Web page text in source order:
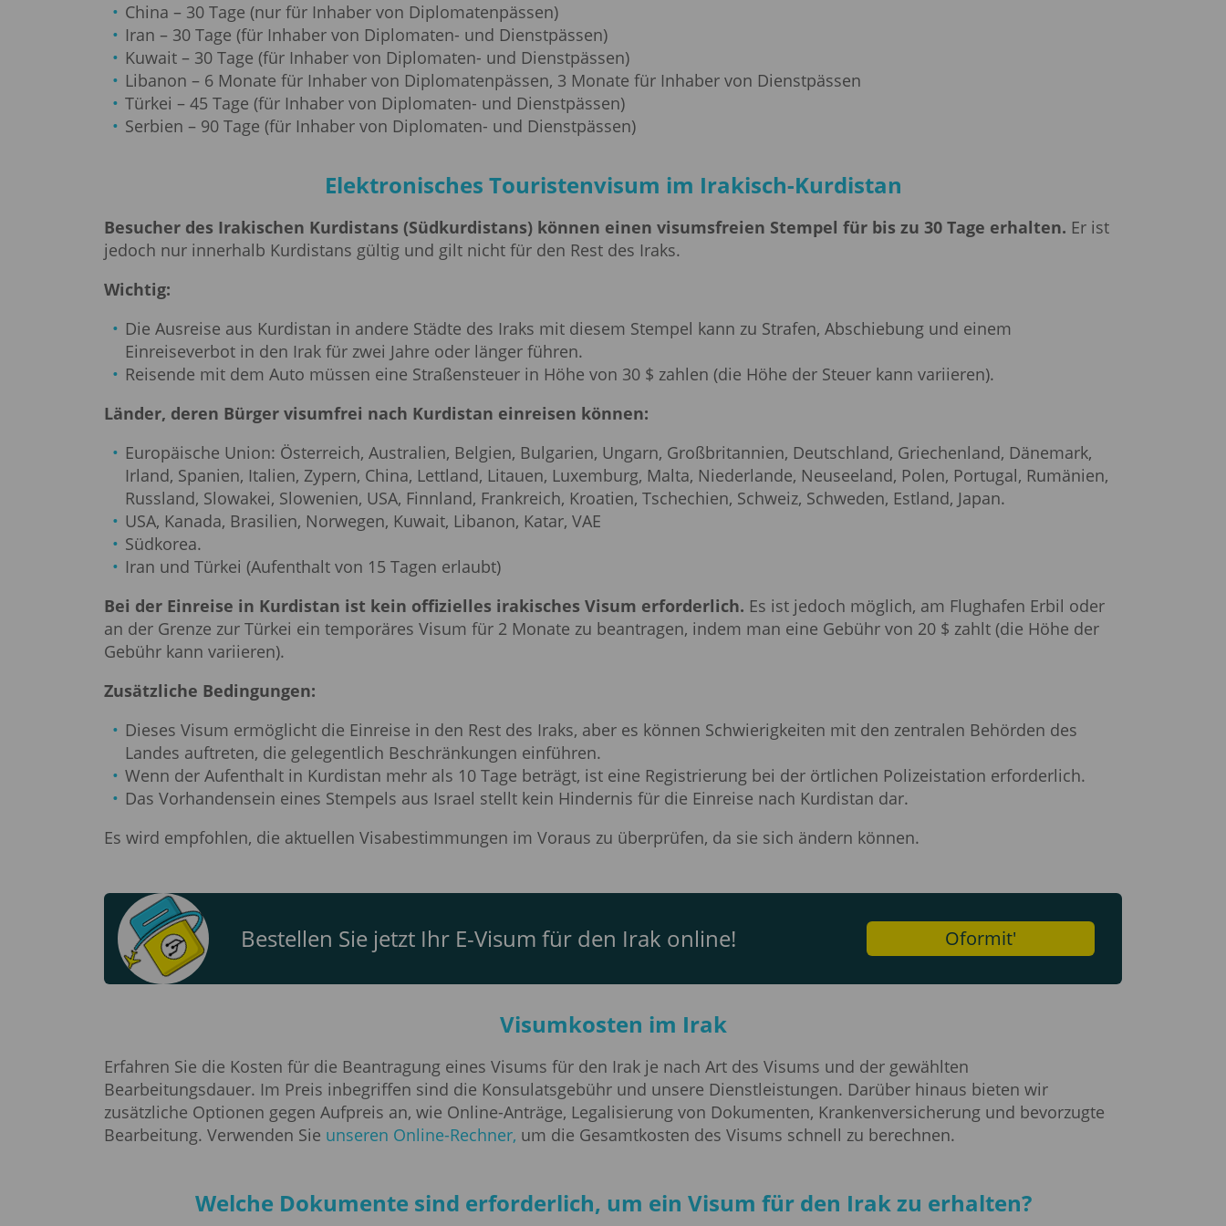
Tschechische Republik Tunesien
Uganda Ukraine
Usbekistan Vanuatu Venezuela
Zentralafrikanische Republik Zypern
China – 30 Tage (nur für Inhaber von Diplomatenpässen)
Iran – 30 Tage (für Inhaber von Diplomaten- und Dienstpässen)
Kuwait – 30 Tage (für Inhaber von Diplomaten- und Dienstpässen)
Libanon – 6 Monate für Inhaber von Diplomatenpässen, 3 Monate für Inhaber von Dienstpässen
Türkei – 45 Tage (für Inhaber von Diplomaten- und Dienstpässen)
Serbien – 90 Tage (für Inhaber von Diplomaten- und Dienstpässen)
Elektronisches Touristenvisum im Irakisch-Kurdistan
Besucher des Irakischen Kurdistans (Südkurdistans) können einen visumsfreien Stempel für bis zu 30 Tage erhalten. Er ist
jedoch nur innerhalb Kurdistans gültig und gilt nicht für den Rest des Iraks.
Wichtig:
Die Ausreise aus Kurdistan in andere Städte des Iraks mit diesem Stempel kann zu Strafen, Abschiebung und einem
Einreiseverbot in den Irak für zwei Jahre oder länger führen.
Reisende mit dem Auto müssen eine Straßensteuer in Höhe von 30 $ zahlen (die Höhe der Steuer kann variieren).
Länder, deren Bürger visumfrei nach Kurdistan einreisen können:
Europäische Union: Österreich, Australien, Belgien, Bulgarien, Ungarn, Großbritannien, Deutschland, Griechenland, Dänemark,
Irland, Spanien, Italien, Zypern, China, Lettland, Litauen, Luxemburg, Malta, Niederlande, Neuseeland, Polen, Portugal, Rumänien,
Russland, Slowakei, Slowenien, USA, Finnland, Frankreich, Kroatien, Tschechien, Schweiz, Schweden, Estland, Japan.
USA, Kanada, Brasilien, Norwegen, Kuwait, Libanon, Katar, VAE
Südkorea.
Iran und Türkei (Aufenthalt von 15 Tagen erlaubt)
Bei der Einreise in Kurdistan ist kein offizielles irakisches Visum erforderlich. Es ist jedoch möglich, am Flughafen Erbil oder
an der Grenze zur Türkei ein temporäres Visum für 2 Monate zu beantragen, indem man eine Gebühr von 20 $ zahlt (die Höhe der
Gebühr kann variieren).
Zusätzliche Bedingungen:
Dieses Visum ermöglicht die Einreise in den Rest des Iraks, aber es können Schwierigkeiten mit den zentralen Behörden des
Landes auftreten, die gelegentlich Beschränkungen einführen.
Wenn der Aufenthalt in Kurdistan mehr als 10 Tage beträgt, ist eine Registrierung bei der örtlichen Polizeistation erforderlich.
Das Vorhandensein eines Stempels aus Israel stellt kein Hindernis für die Einreise nach Kurdistan dar.
Es wird empfohlen, die aktuellen Visabestimmungen im Voraus zu überprüfen, da sie sich ändern können.
Bestellen Sie jetzt Ihr E-Visum für den Irak online! Oformit'
Visumkosten im Irak
Erfahren Sie die Kosten für die Beantragung eines Visums für den Irak je nach Art des Visums und der gewählten
Bearbeitungsdauer. Im Preis inbegriffen sind die Konsulatsgebühr und unsere Dienstleistungen. Darüber hinaus bieten wir
zusätzliche Optionen gegen Aufpreis an, wie Online-Anträge, Legalisierung von Dokumenten, Krankenversicherung und bevorzugte
Bearbeitung. Verwenden Sie unseren Online-Rechner, um die Gesamtkosten des Visums schnell zu berechnen.
Welche Dokumente sind erforderlich, um ein Visum für den Irak zu erhalten?